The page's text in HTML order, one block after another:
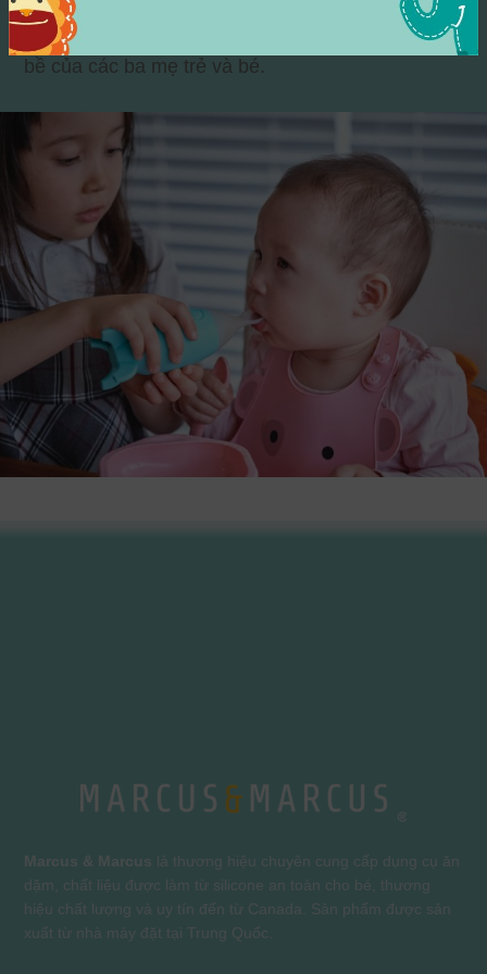
những người bạn tinh nghịch của cậu ta sẽ mang
đến niềm vui và sự vui nhộn cho cuộc sống bộn
bề của các ba mẹ trẻ và bé.
Marcus & Marcus là thương hiệu chuyên cung cấp dụng cụ ăn
dặm, chất liệu được làm từ silicone an toàn cho bé, thương
hiệu chất lượng và uy tín đến từ Canada. Sản phẩm được sản
xuất từ nhà máy đặt tại Trung Quốc.